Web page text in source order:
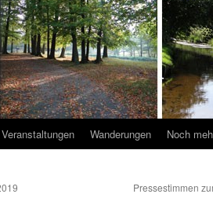
Veranstaltungen Wanderungen Noch
Pressestimmen